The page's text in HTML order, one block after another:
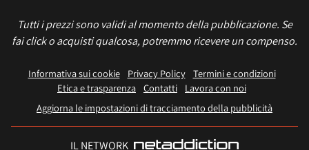
Tutti i prezzi sono validi al momento della pubblicazione. Se
fai click o acquisti qualcosa, potremmo ricevere un compenso.
Informativa sui cookie Privacy Policy
Termini e condizioni
Etica e trasparenza Contatti
Lavora con noi
Aggiorna le impostazioni di tracciamento della pubblicità
IL NETWORK